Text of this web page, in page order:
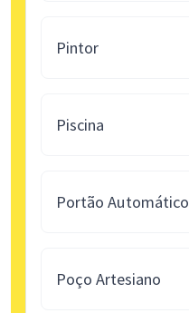
Pintor
Piscina
Portão Automático
Poço Artesiano